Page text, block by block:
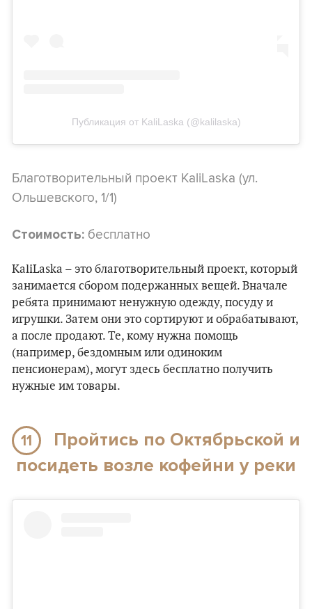
Публикация от KaliLaska (@kalilaska)
Благотворительный проект KaliLaska (ул.
Ольшевского, 1/1)
Стоимость: бесплатно
KaliLaska – это благотворительный проект, который
занимается сбором подержанных вещей. Вначале
ребята принимают ненужную одежду, посуду и
игрушки. Затем они это сортируют и обрабатывают,
а после продают. Те, кому нужна помощь
(например, бездомным или одиноким
пенсионерам), могут здесь бесплатно получить
нужные им товары.
11
Пройтись по Октябрьской и
посидеть возле кофейни у реки